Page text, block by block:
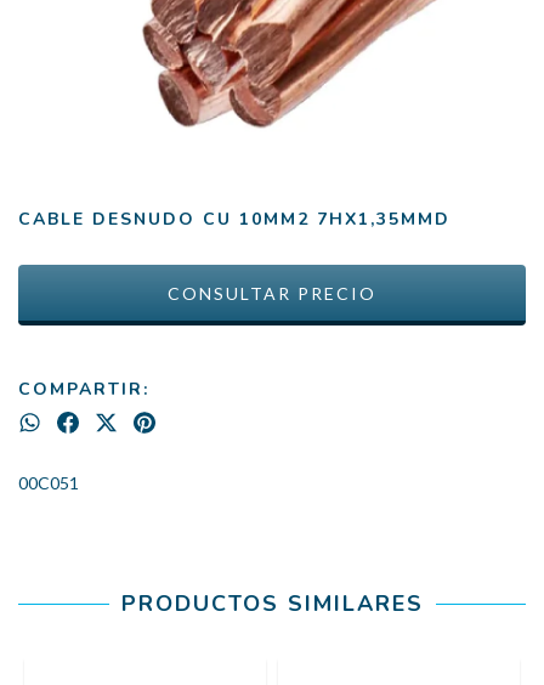
CABLE DESNUDO CU 10MM2 7HX1,35MMD
COMPARTIR:
00C051
PRODUCTOS SIMILARES